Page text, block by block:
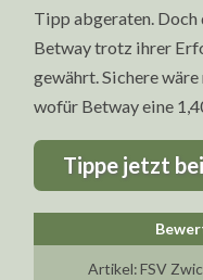
Tipp abgeraten.
Betway trotz ihrer
gewährt. Sichere
wofür Betway eine
Tippe jetzt
Artikel:FSV